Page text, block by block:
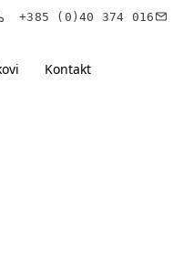
+385 (0)40 374 016
Kontakt